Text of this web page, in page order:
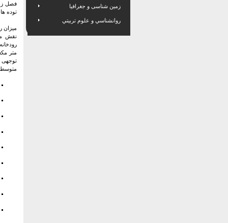
فصل
توده
میزان
متر
توجهی
متوسط بارش سالانه 320 میلی متري در
زمین شناسی و جغرافیا
روانشناسي و علوم تربيتي